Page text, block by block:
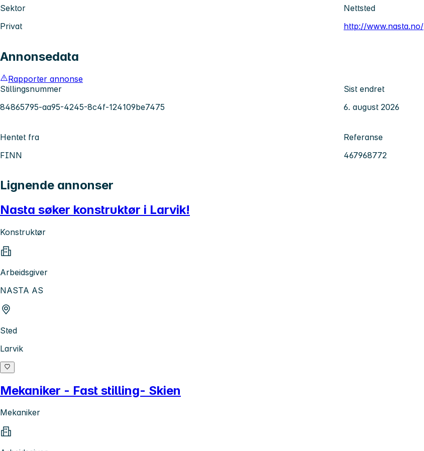
Sektor
Privat
Nettsted
http://www.nasta.no/
Annonsedata
Rapporter annonse
Stillingsnummer
84865795-aa95-4245-8c4f-124109be7475
Sist endret
6. august 2026
Hentet fra
FINN
Referanse
467968772
Lignende annonser
Nasta søker konstruktør i Larvik!
Konstruktør
Arbeidsgiver
NASTA AS
Sted
Larvik
Mekaniker - Fast stilling- Skien
Mekaniker